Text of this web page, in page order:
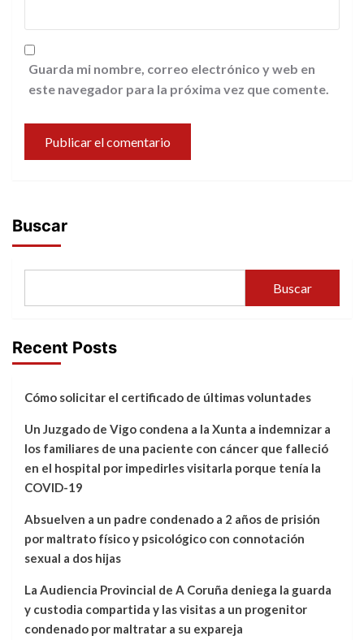
Guarda mi nombre, correo electrónico y web en
este navegador para la próxima vez que comente.
Buscar
Buscar
Recent Posts
Cómo solicitar el certificado de últimas voluntades
Un Juzgado de Vigo condena a la Xunta a indemnizar a
los familiares de una paciente con cáncer que falleció
en el hospital por impedirles visitarla porque tenía la
COVID-19
Absuelven a un padre condenado a 2 años de prisión
por maltrato físico y psicológico con connotación
sexual a dos hijas
La Audiencia Provincial de A Coruña deniega la guarda
y custodia compartida y las visitas a un progenitor
condenado por maltratar a su expareja